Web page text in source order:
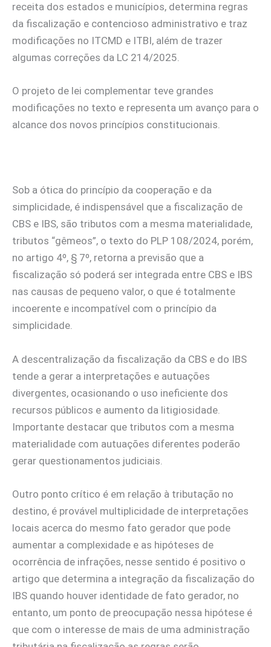
receita dos estados e municípios, determina regras
da fiscalização e contencioso administrativo e traz
modificações no ITCMD e ITBI, além de trazer
algumas correções da LC 214/2025.
O projeto de lei complementar teve grandes
modificações no texto e representa um avanço para o
alcance dos novos princípios constitucionais.
Sob a ótica do princípio da cooperação e da
simplicidade, é indispensável que a fiscalização de
CBS e IBS, são tributos com a mesma materialidade,
tributos “gêmeos”, o texto do PLP 108/2024, porém,
no artigo 4º, § 7º, retorna a previsão que a
fiscalização só poderá ser integrada entre CBS e IBS
nas causas de pequeno valor, o que é totalmente
incoerente e incompatível com o princípio da
simplicidade.
A descentralização da fiscalização da CBS e do IBS
tende a gerar a interpretações e autuações
divergentes, ocasionando o uso ineficiente dos
recursos públicos e aumento da litigiosidade.
Importante destacar que tributos com a mesma
materialidade com autuações diferentes poderão
gerar questionamentos judiciais.
Outro ponto crítico é em relação à tributação no
destino, é provável multiplicidade de interpretações
locais acerca do mesmo fato gerador que pode
aumentar a complexidade e as hipóteses de
ocorrência de infrações, nesse sentido é positivo o
artigo que determina a integração da fiscalização do
IBS quando houver identidade de fato gerador, no
entanto, um ponto de preocupação nessa hipótese é
que com o interesse de mais de uma administração